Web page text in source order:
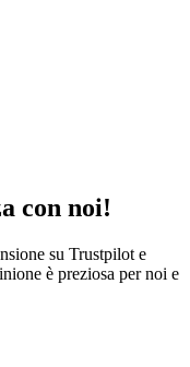
con noi!
su Trustpilot e
è preziosa per noi e